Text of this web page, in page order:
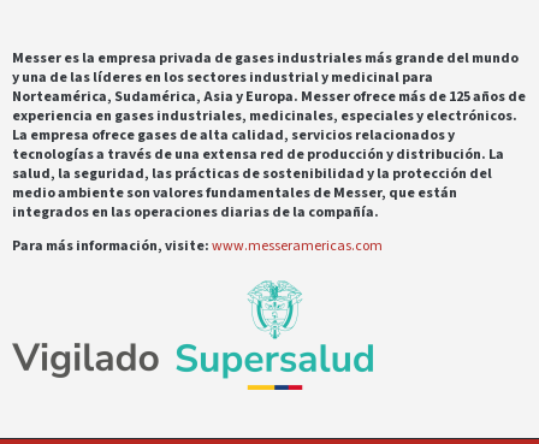
Messer es la empresa privada de gases industriales más grande del mundo
y una de las líderes en los sectores industrial y medicinal para
Norteamérica, Sudamérica, Asia y Europa. Messer ofrece más de 125 años de
experiencia en gases industriales, medicinales, especiales y electrónicos.
La empresa ofrece gases de alta calidad, servicios relacionados y
tecnologías a través de una extensa red de producción y distribución. La
salud, la seguridad, las prácticas de sostenibilidad y la protección del
medio ambiente son valores fundamentales de Messer, que están
integrados en las operaciones diarias de la compañía.
Para más información, visite:www.messeramericas.com